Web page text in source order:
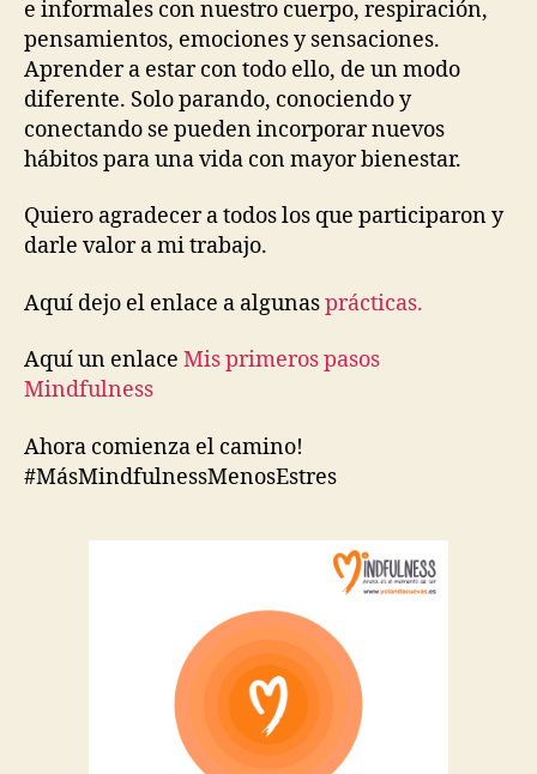
e informales con nuestro cuerpo, respiración,
pensamientos, emociones y sensaciones.
Aprender a estar con todo ello, de un modo
diferente. Solo parando, conociendo y
conectando se pueden incorporar nuevos
hábitos para una vida con mayor bienestar.
Quiero agradecer a todos los que participaron y
darle valor a mi trabajo.
Aquí dejo el enlace a algunasprácticas.
Aquí un enlace Mis primeros pasos
Mindfulness
Ahora comienza el camino!
#MásMindfulnessMenosEstres